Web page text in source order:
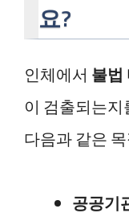
요?
인체에서 불법
이 검출되는
다음과 같은
공공기